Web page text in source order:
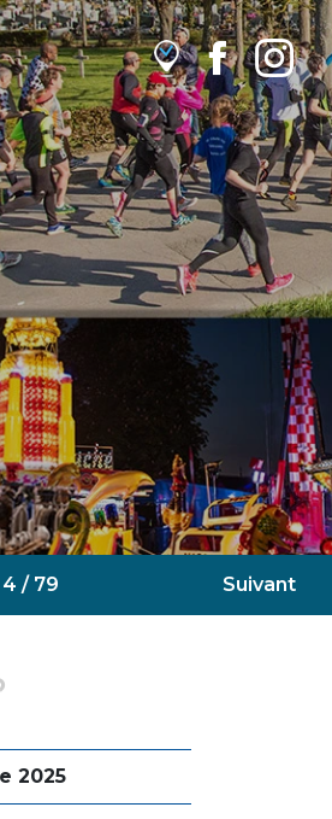
4 / 79 Suivant
2025